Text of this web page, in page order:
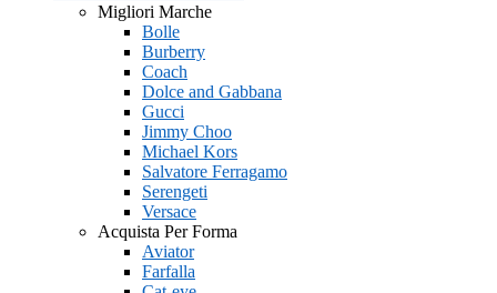
Migliori Marche
Bolle
Burberry
Coach
Dolce and Gabbana
Gucci
Jimmy Choo
Michael Kors
Salvatore Ferragamo
Serengeti
Versace
Acquista Per Forma
Aviator
Farfalla